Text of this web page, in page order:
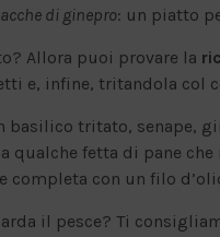
di ginepro: un piatto
Allora puoi provare la
e, infine, tritandola col
basilico tritato, senape,
qualche fetta di pane
completa con un filo
il pesce? Ti